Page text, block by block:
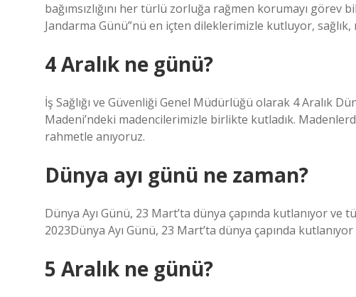
bağımsızlığını her türlü zorluğa rağmen korumayı görev
Jandarma Günü”nü en içten dileklerimizle kutluyor,
4 Aralık ne günü?
İş Sağlığı ve Güvenliği Genel Müdürlüğü olarak 4 Aralık
Madeni’ndeki madencilerimizle birlikte kutladık.
rahmetle anıyoruz.
Dünya ayı günü ne zaman?
Dünya Ayı Günü, 23 Mart’ta dünya çapında kutlanıyor ve
2023Dünya Ayı Günü, 23 Mart’ta dünya çapında
5 Aralık ne günü?